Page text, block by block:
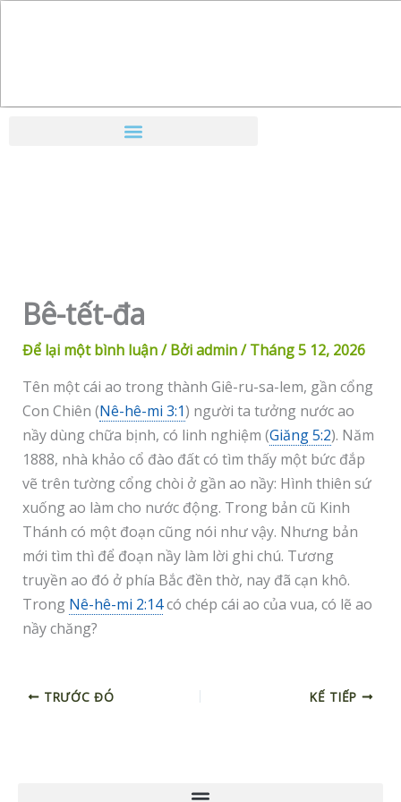
Bê-tết-đa
Để lại một bình luận/ Bởiadmin/Tháng 5 12, 2026
Tên một cái ao trong thành Giê-ru-sa-lem, gần cổng
Con Chiên (Nê-hê-mi 3:1) người ta tưởng nước ao
nầy dùng chữa bịnh, có linh nghiệm (Giăng 5:2). Năm
1888, nhà khảo cổ đào đất có tìm thấy một bức đắp
vẽ trên tường cổng chòi ở gần ao nầy: Hình thiên sứ
xuống ao làm cho nước động. Trong bản cũ Kinh
Thánh có một đoạn cũng nói như vậy. Nhưng bản
mới tìm thì để đoạn nầy làm lời ghi chú. Tương
truyền ao đó ở phía Bắc đền thờ, nay đã cạn khô.
Trong Nê-hê-mi 2:14có chép cái ao của vua, có lẽ ao
nầy chăng?
TRƯỚC ĐÓ KẾ TIẾP